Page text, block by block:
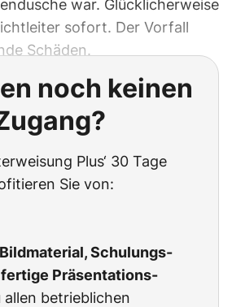
war. Glücklicherweise
sofort. Der Vorfall
Schäden.
noch keinen
Plus‘ 30 Tage
Sie von:
Schulungs-
fertige Präsentations-
allen betrieblichen